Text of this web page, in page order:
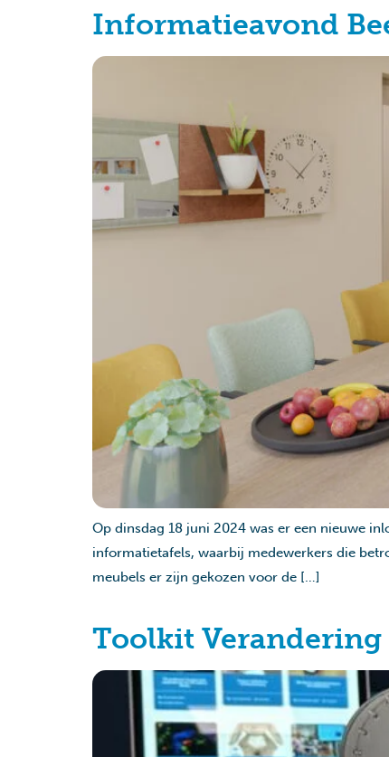
Informatieavond
Op dinsdag 18 juni 2024 was er een nieuwe
informatietafels, waarbij medewerkers die
meubels er zijn gekozen voor de […]
Toolkit